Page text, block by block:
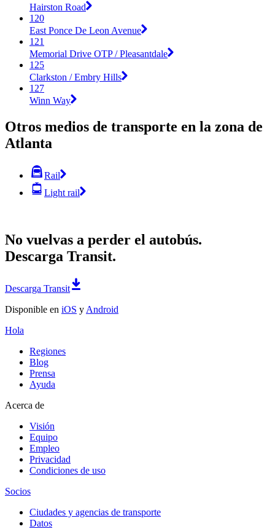
Hairston Road
120
East Ponce De Leon Avenue
121
Memorial Drive OTP / Pleasantdale
125
Clarkston / Embry Hills
127
Winn Way
Otros medios de transporte en la zona de
Atlanta
Rail
Light rail
No vuelvas a perder el autobús.
Descarga Transit.
Descarga Transit
Disponible en iOS y Android
Hola
Regiones
Blog
Prensa
Ayuda
Acerca de
Visión
Equipo
Empleo
Privacidad
Condiciones de uso
Socios
Ciudades y agencias de transporte
Datos